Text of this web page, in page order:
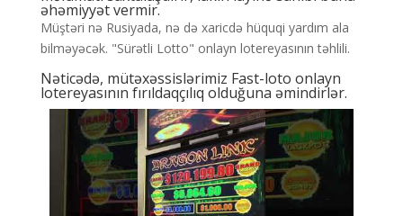
əhəmiyyət vermir.
Müştəri nə Rusiyada, nə də xaricdə hüquqi yardım ala
bilməyəcək. "Sürətli Lotto" onlayn lotereyasının təhlili.
Nəticədə, mütəxəssislərimiz Fast-loto onlayn
lotereyasının fırıldaqçılıq olduğuna əmindirlər.